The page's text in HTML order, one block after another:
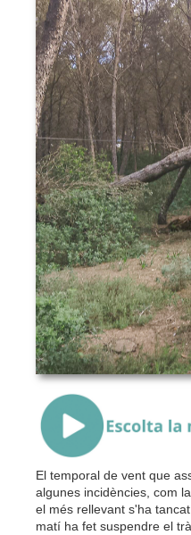
{Play}
El temporal de vent que
algunes incidències, com
el més rellevant s'ha
matí ha fet suspendre el